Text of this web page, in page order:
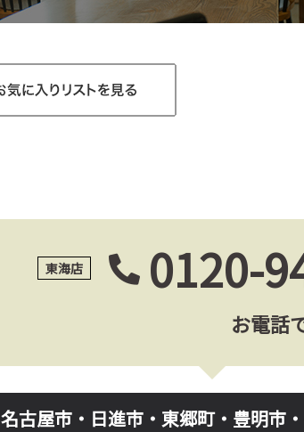
東海店 0120-
お電話
名古屋市・日進市・東郷町・豊明市